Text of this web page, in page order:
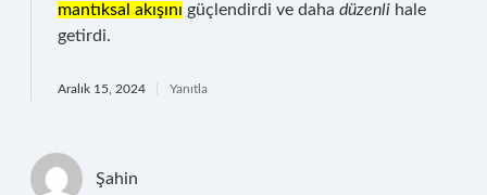
mantıksal akışını güçlendirdi ve daha düzenli hale
getirdi.
Aralık 15, 2024 Yanıtla
Şahin